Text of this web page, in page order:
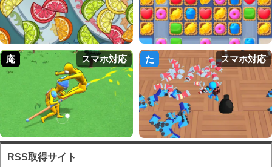
庵 スマホ対応 た スマホ対応
RSS取得サイト